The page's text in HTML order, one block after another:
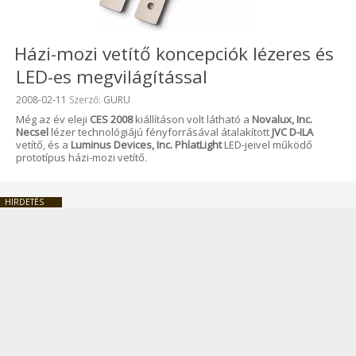
Házi-mozi vetítő koncepciók lézeres és
LED-es megvilágítással
Beküldve:
2008-02-11 Szerző: GURU
Még az év eleji CES 2008kiállításon volt látható a Novalux, Inc.
Necsel lézer technológiájú fényforrásával átalakított JVC D-ILA
vetítő, és a Luminus Devices, Inc. PhlatLightLED-jeivel működő
prototípus házi-mozi vetítő.
HIRDETÉS